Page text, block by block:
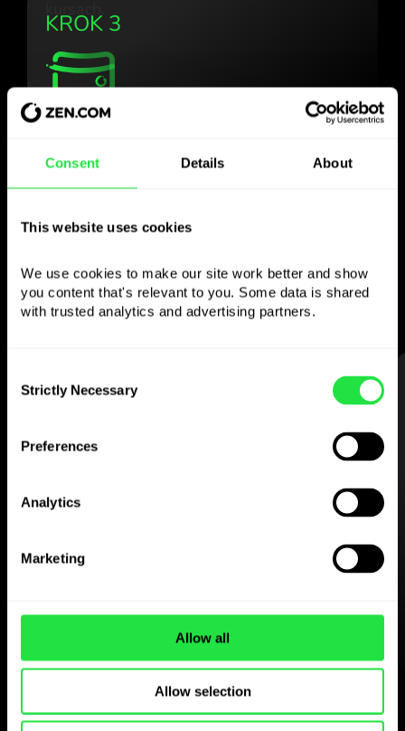
Consent Details About
This website uses cookies
We use cookies to make our site work better and show
you content that's relevant to you. Some data is shared
with trusted analytics and advertising partners.
Selection
Strictly Necessary
Preferences
Analytics
Marketing
Allow all
Allow selection
KROK 3
Użyj wybranej waluty
tak, jak chcesz
Wysyłaj pieniądze za granicę,
— prosto i bez stresu.
KROK 1
Pobierz aplikację
minut.
Wymień w aplikacji